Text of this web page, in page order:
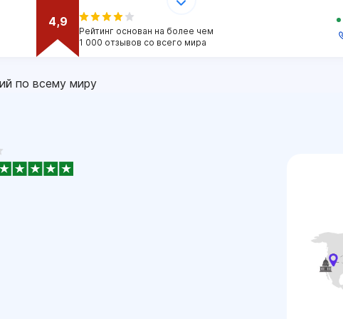
4,9
Рейтинг основан на более чем
1 000 отзывов со всего мира
по всему миру